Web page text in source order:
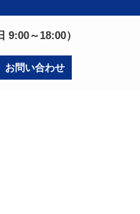
お問い合わせ
9:00～18:00）